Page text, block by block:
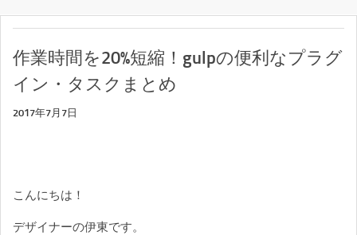
WEBサイト
WEBマーケティング
SEO
SNS
作業時間を20%短縮！gulpの便利なプラグ
イン・タスクまとめ
2017年7月7日
こんにちは！
デザイナーの伊東です。